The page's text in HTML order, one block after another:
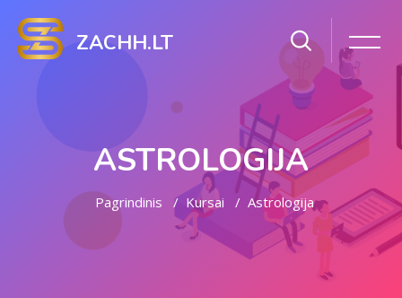
ZACHH.LT
ASTROLOGIJA
Pagrindinis Kursai Astrologija